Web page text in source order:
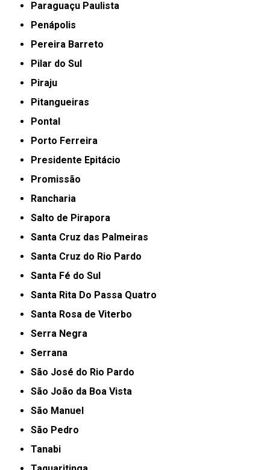
Paraguaçu Paulista
Penápolis
Pereira Barreto
Pilar do Sul
Piraju
Pitangueiras
Pontal
Porto Ferreira
Presidente Epitácio
Promissão
Rancharia
Salto de Pirapora
Santa Cruz das Palmeiras
Santa Cruz do Rio Pardo
Santa Fé do Sul
Santa Rita Do Passa Quatro
Santa Rosa de Viterbo
Serra Negra
Serrana
São José do Rio Pardo
São João da Boa Vista
São Manuel
São Pedro
Tanabi